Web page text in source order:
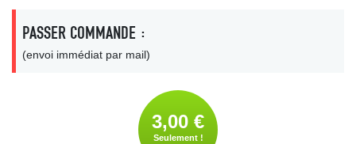
PASSER COMMANDE :
(envoi immédiat par mail)
3,00 €
Seulement !